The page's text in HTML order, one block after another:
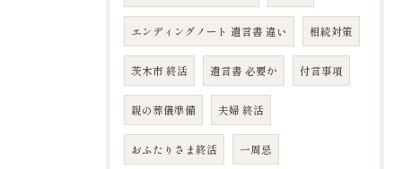
エンディングノート 遺言書 違い 相続対策
茨木市 終活 遺言書 必要か 付言事項
親の葬儀準備 夫婦 終活
おふたりさま終活 一周忌